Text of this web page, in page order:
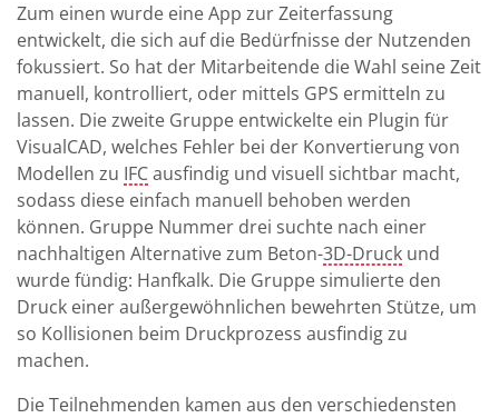
Zum einen wurde eine App zur Zeiterfassung
entwickelt, die sich auf die Bedürfnisse der Nutzenden
fokussiert. So hat der Mitarbeitende die Wahl seine Zeit
manuell, kontrolliert, oder mittels GPS ermitteln zu
lassen. Die zweite Gruppe entwickelte ein Plugin für
VisualCAD, welches Fehler bei der Konvertierung von
Modellen zu IFCausfindig und visuell sichtbar macht,
sodass diese einfach manuell behoben werden
können. Gruppe Nummer drei suchte nach einer
nachhaltigen Alternative zum Beton-3D-Druck und
wurde fündig: Hanfkalk. Die Gruppe simulierte den
Druck einer außergewöhnlichen bewehrten Stütze, um
so Kollisionen beim Druckprozess ausfindig zu
machen.
Die Teilnehmenden kamen aus den verschiedensten